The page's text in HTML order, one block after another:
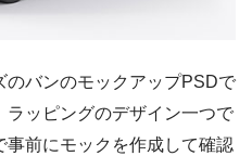
のバンのモックアップPSDで
ッピングのデザイン一つで
前にモックを作成して確認